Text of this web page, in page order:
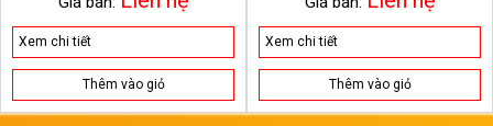
Xem chi tiết
Thêm vào giỏ
Xem chi tiết
Thêm vào giỏ